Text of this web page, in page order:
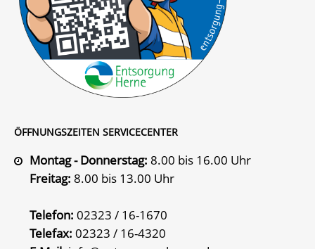
ÖFFNUNGSZEITEN SERVICECENTER
Montag - Donnerstag: 8.00 bis 16.00 Uhr
Freitag: 8.00 bis 13.00 Uhr
Telefon: 02323 / 16-1670
Telefax: 02323 / 16-4320